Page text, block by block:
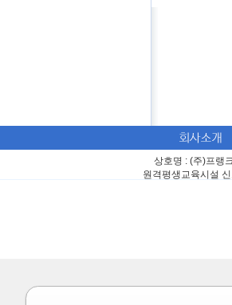
상호명 : (주)프랭
원격평생교육시설